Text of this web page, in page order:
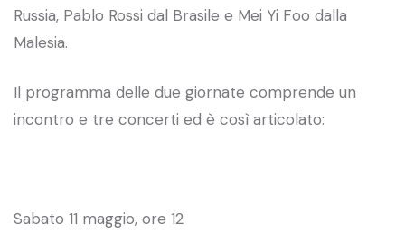
Russia, Pablo Rossi dal Brasile e Mei Yi Foo dalla
Malesia.
Il programma delle due giornate comprende un
incontro e tre concerti ed è così articolato:
Sabato 11 maggio, ore 12